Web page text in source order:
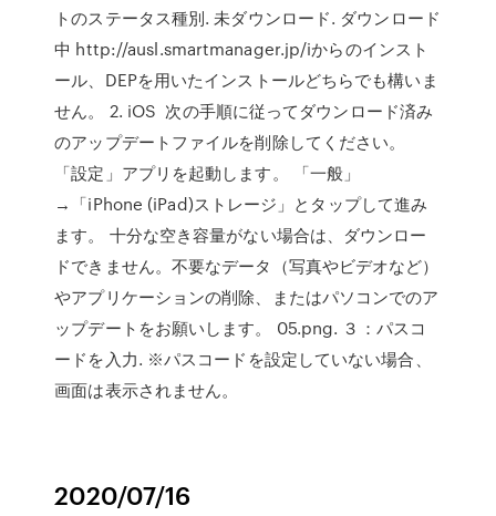
トのステータス種別. 未ダウンロード. ダウンロード
中 http://ausl.smartmanager.jp/iからのインスト
ール、DEPを用いたインストールどちらでも構いま
せん。 2. iOS 次の手順に従ってダウンロード済み
のアップデートファイルを削除してください。
「設定」アプリを起動します。 「一般」
→「iPhone (iPad)ストレージ」とタップして進み
ます。 十分な空き容量がない場合は、ダウンロー
ドできません。不要なデータ（写真やビデオなど）
やアプリケーションの削除、またはパソコンでのア
ップデートをお願いします。 05.png. ３：パスコ
ードを入力. ※パスコードを設定していない場合、
画面は表示されません。
2020/07/16